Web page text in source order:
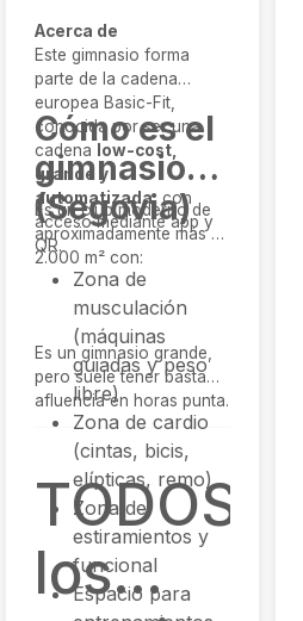
Acerca de
Este gimnasio forma
parte de la cadena
europea Basic-Fit,
conocida por ser una
cadena
low-cost,
grande y
automatizada, con
acceso mediante app y
QR.
Cómo es el
gimnasio
(Segovia)
Es un club moderno de
aproximadamente más de
2.000 m² con:
Zona de
musculación
(máquinas
guiadas y peso
libre)
Zona de cardio
(cintas, bicis,
elípticas, remo)
Zona de
estiramientos y
funcional
Espacio para
Es un gimnasio grande,
pero suele tener bastante
afluencia en horas punta.
TODOS
los